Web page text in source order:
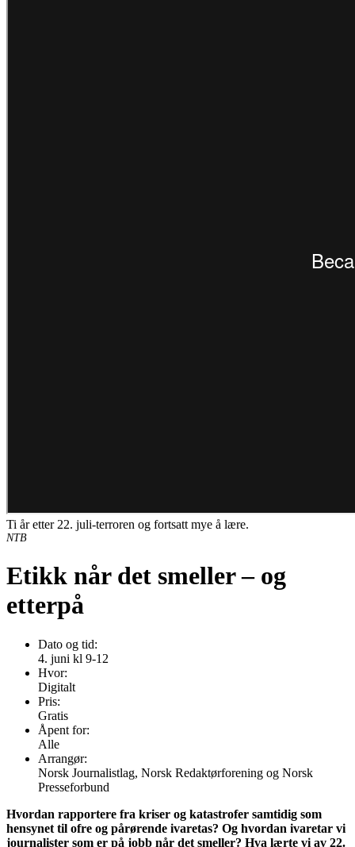
Ti år etter 22. juli-terroren og fortsatt mye å lære.
NTB
Etikk når det smeller – og
etterpå
Dato og tid:
4. juni kl 9-12
Hvor:
Digitalt
Pris:
Gratis
Åpent for:
Alle
Arrangør:
Norsk Journalistlag, Norsk Redaktørforening og Norsk
Presseforbund
Hvordan rapportere fra kriser og katastrofer samtidig som
hensynet til ofre og pårørende ivaretas? Og hvordan ivaretar vi
journalister som er på jobb når det smeller? Hva lærte vi av 22.